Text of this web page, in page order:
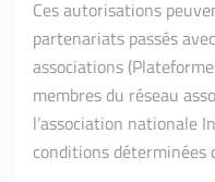
Ces autorisations
partenariats passés
associations
membres du réseau
l’association nationale
conditions déterminées